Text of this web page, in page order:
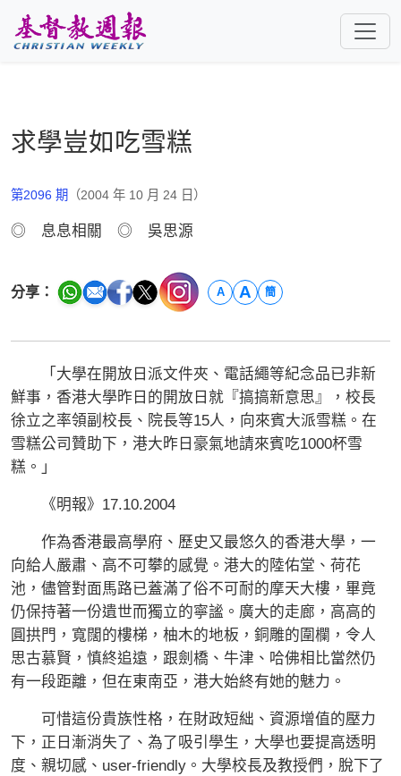
求學豈如吃雪糕
第2096 期 （2004 年 10 月 24 日）
◎ 息息相關 ◎ 吳思源
分享： A A 簡
「大學在開放日派文件夾、電話繩等紀念品已非新
鮮事，香港大學昨日的開放日就『搞搞新意思』，校長
徐立之率領副校長、院長等15人，向來賓大派雪糕。在
雪糕公司贊助下，港大昨日豪氣地請來賓吃1000杯雪
糕。」
《明報》17.10.2004
作為香港最高學府、歷史又最悠久的香港大學，一
向給人嚴肅、高不可攀的感覺。港大的陸佑堂、荷花
池，儘管對面馬路已蓋滿了俗不可耐的摩天大樓，畢竟
仍保持著一份遺世而獨立的寧謐。廣大的走廊，高高的
圓拱門，寬闊的樓梯，柚木的地板，銅雕的圍欄，令人
思古慕賢，慎終追遠，跟劍橋、牛津、哈佛相比當然仍
有一段距離，但在東南亞，港大始終有她的魅力。
可惜這份貴族性格，在財政短絀、資源增值的壓力
下，正日漸消失了、為了吸引學生，大學也要提高透明
度、親切感、user-friendly。大學校長及教授們，脫下了